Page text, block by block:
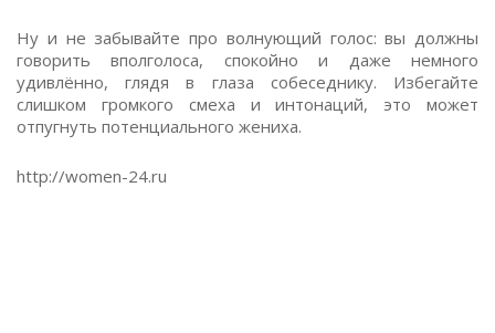
Ну и не забывайте про волнующий голос: вы должны
говорить вполголоса, спокойно и даже немного
удивлённо, глядя в глаза собеседнику. Избегайте
слишком громкого смеха и интонаций, это может
отпугнуть потенциального жениха.
http://women-24.ru